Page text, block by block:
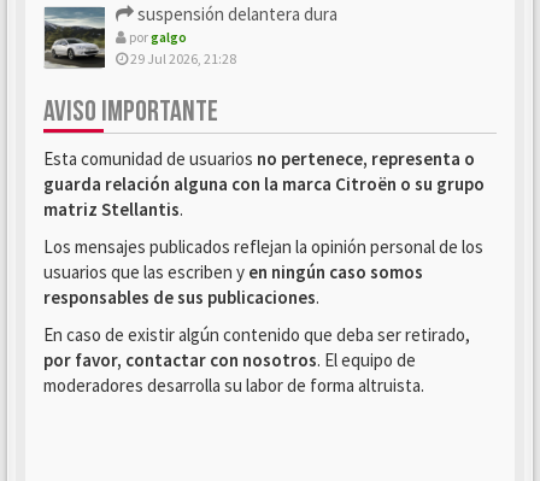
suspensión delantera dura
porgalgo
29 Jul 2026, 21:28
AVISO IMPORTANTE
Esta comunidad de usuarios no pertenece, representa o
guarda relación alguna con la marca Citroën o su grupo
matriz Stellantis.
Los mensajes publicados reflejan la opinión personal de los
usuarios que las escriben y en ningún caso somos
responsables de sus publicaciones.
En caso de existir algún contenido que deba ser retirado,
por favor, contactar con nosotros. El equipo de
moderadores desarrolla su labor de forma altruista.